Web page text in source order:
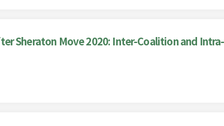
Sheraton Move 2020: Inter-Coalition and